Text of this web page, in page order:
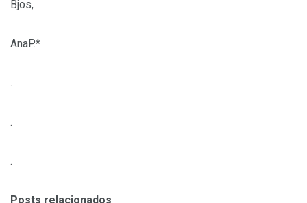
Bjos,
AnaP.*
.
.
.
Posts relacionados